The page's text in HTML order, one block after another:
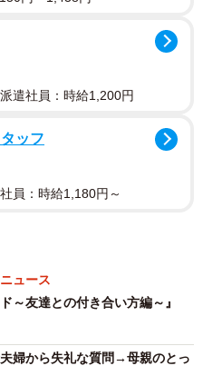
を言っていたのは仲がいい
。ショックを受け、気持ち
ルちゃんにその出来事を相
友情はハムよりも薄い」
だけだった」とつぶやく程
主人公が呆気に取られて
派遣社員：時給1,200円
ッフ
員：時給1,180円～
ュース
～友達との付き合い方編～』
夫婦から失礼な質問→母親のとっ